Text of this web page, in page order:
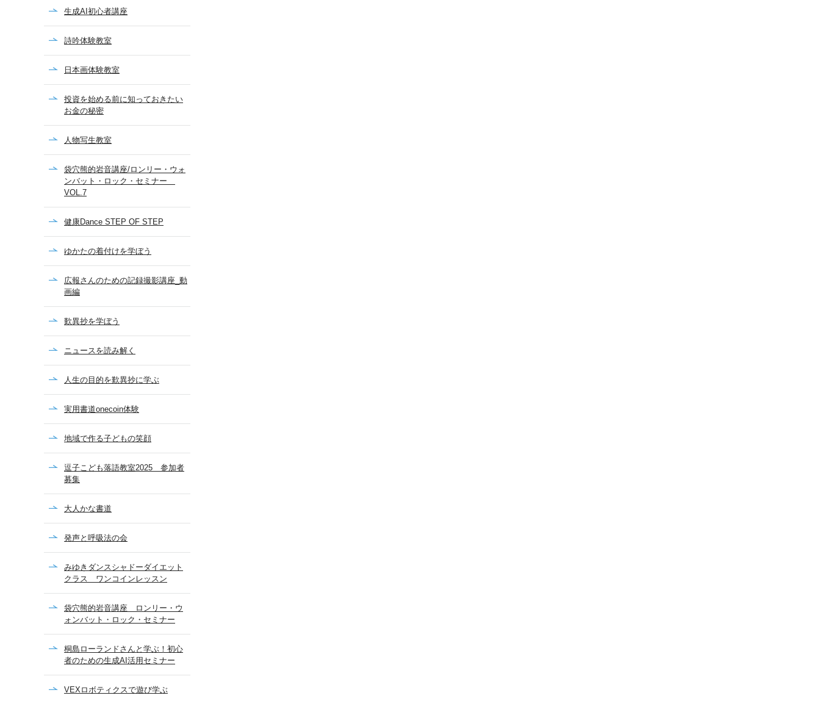
生成AI初心者講座
詩吟体験教室
日本画体験教室
投資を始める前に知っておきたい
お金の秘密
人物写生教室
袋穴熊的岩音講座/ロンリー・ウォ
ンバット・ロック・セミナー
VOL.7
健康Dance STEP OF STEP
ゆかたの着付けを学ぼう
広報さんのための記録撮影講座_動
画編
歎異抄を学ぼう
ニュースを読み解く
人生の目的を歎異抄に学ぶ
実用書道onecoin体験
地域で作る子どもの笑顔
逗子こども落語教室2025 参加者
募集
大人かな書道
発声と呼吸法の会
みゆきダンスシャドーダイエット
クラス ワンコインレッスン
袋穴熊的岩音講座 ロンリー・ウ
ォンバット・ロック・セミナー
桐島ローランドさんと学ぶ！初心
者のための生成AI活用セミナー
VEXロボティクスで遊び学ぶ